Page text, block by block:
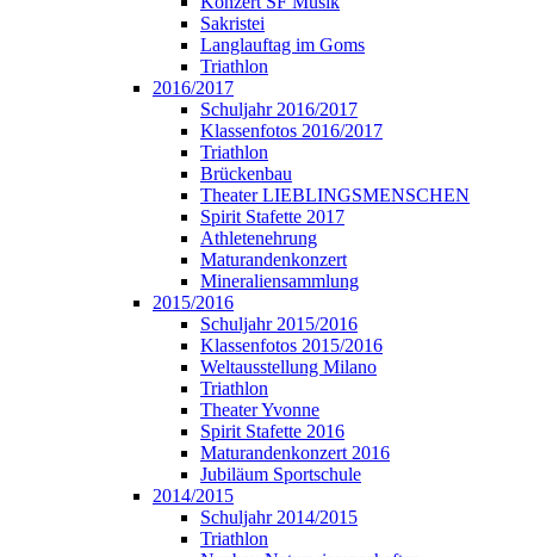
Sakristei
Langlauftag im Goms
Triathlon
2016/2017
Schuljahr 2016/2017
Klassenfotos 2016/2017
Triathlon
Brückenbau
Theater LIEBLINGSMENSCHEN
Spirit Stafette 2017
Athletenehrung
Maturandenkonzert
Mineraliensammlung
2015/2016
Schuljahr 2015/2016
Klassenfotos 2015/2016
Weltausstellung Milano
Triathlon
Theater Yvonne
Spirit Stafette 2016
Maturandenkonzert 2016
Jubiläum Sportschule
2014/2015
Schuljahr 2014/2015
Triathlon